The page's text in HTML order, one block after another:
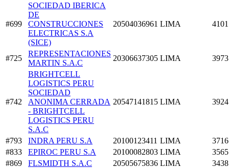
#699
SOCIEDAD IBERICA
DE
CONSTRUCCIONES
ELECTRICAS S.A
(SICE)
20504036961 LIMA
#725
REPRESENTACIONES
MARTIN S.A.C
20306637305 LIMA
#742
BRIGHTCELL
LOGISTICS PERU
SOCIEDAD
ANONIMA CERRADA
- BRIGHTCELL
LOGISTICS PERU
S.A.C
20547141815 LIMA
#793 INDRA PERU S.A 20100123411 LIMA
#833
EPIROC PERU S.A 20100082803 LIMA
#869
FLSMIDTH S.A.C 20505675836 LIMA